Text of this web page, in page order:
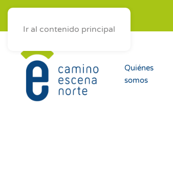
Ir al contenido principal
Quiénes
somos